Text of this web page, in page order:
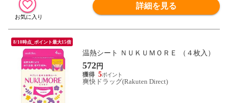
詳細を見る
8/10時点_ポイント最大15倍
温熱シート ＮＵＫＵＭＯＲＥ （４枚入）
572円
5
爽快ドラッグ(Rakuten Direct)